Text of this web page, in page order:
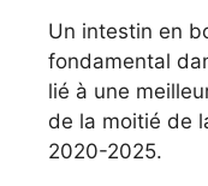
Un intestin en
fondamental
lié à une
de la moitié de
2020-2025.